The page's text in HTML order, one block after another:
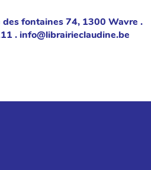
des fontaines 74, 1300 Wavre .
. info@librairieclaudine.be